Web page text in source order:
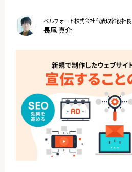
ベルフォート株式会社 代表取締役社長
長尾 真介